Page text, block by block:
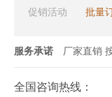
状、
升、
动化
促销活动 批量
服务承诺 厂家直销
全国咨询热线：